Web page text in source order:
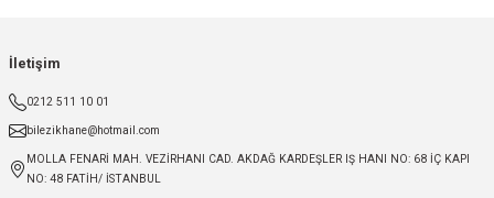
İletişim
0212 511 10 01
bilezikhane@hotmail.com
MOLLA FENARİ MAH. VEZİRHANI CAD. AKDAĞ KARDEŞLER IŞ HANI NO: 68 İÇ KAPI
NO: 48 FATİH/ İSTANBUL